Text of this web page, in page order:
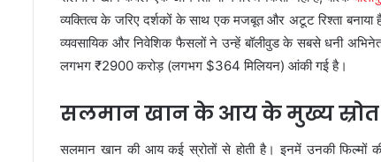
व्यक्तित्व के जरिए दर्शकों के साथ एक मजबूत और अटूट रिश्ता
व्यवसायिक और निवेशिक फैसलों ने उन्हें बॉलीवुड के सबसे धनी
लगभग ₹2900 करोड़ (लगभग $364 मिलियन) आंकी गई है।
सलमान खान के आय के मुख्य स्रोत
सलमान खान की आय कई स्रोतों से होती है। इनमें उनकी फिल्मों